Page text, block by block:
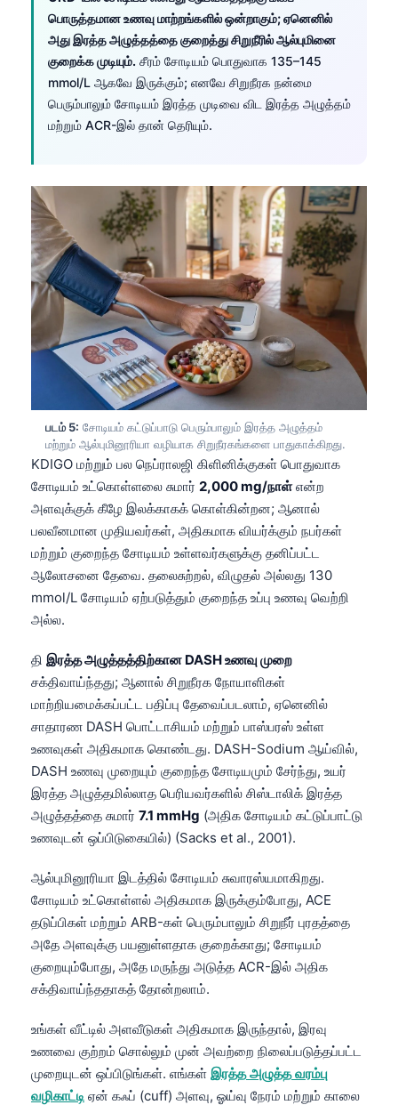
பொருத்தமான உணவு மாற்றங்களில் ஒன்றாகும்; ஏனெனில்
அது இரத்த அழுத்தத்தை குறைத்து சிறுநீரில் ஆல்புமினை
குறைக்க முடியும். சீரம் சோடியம் பொதுவாக 135–145
mmol/L ஆகவே இருக்கும்; எனவே சிறுநீரக நன்மை
பெரும்பாலும் சோடியம் இரத்த முடிவை விட இரத்த அழுத்தம்
மற்றும் ACR-இல் தான் தெரியும்.
படம் 5: சோடியம் கட்டுப்பாடு பெரும்பாலும் இரத்த அழுத்தம்
மற்றும் ஆல்புமினூரியா வழியாக சிறுநீரகங்களை பாதுகாக்கிறது.
KDIGO மற்றும் பல நெப்ராலஜி கிளினிக்குகள் பொதுவாக
சோடியம் உட்கொள்ளலை சுமார் 2,000 mg/நாள்என்ற
அளவுக்குக் கீழே இலக்காகக் கொள்கின்றன; ஆனால்
பலவீனமான முதியவர்கள், அதிகமாக வியர்க்கும் நபர்கள்
மற்றும் குறைந்த சோடியம் உள்ளவர்களுக்கு தனிப்பட்ட
ஆலோசனை தேவை. தலைசுற்றல், விழுதல் அல்லது 130
mmol/L சோடியம் ஏற்படுத்தும் குறைந்த உப்பு உணவு வெற்றி
அல்ல.
தி இரத்த அழுத்தத்திற்கான DASH உணவு முறை
சக்திவாய்ந்தது; ஆனால் சிறுநீரக நோயாளிகள்
மாற்றியமைக்கப்பட்ட பதிப்பு தேவைப்படலாம், ஏனெனில்
சாதாரண DASH பொட்டாசியம் மற்றும் பாஸ்பரஸ் உள்ள
உணவுகள் அதிகமாக கொண்டது. DASH-Sodium ஆய்வில்,
DASH உணவு முறையும் குறைந்த சோடியமும் சேர்ந்து, உயர்
இரத்த அழுத்தமில்லாத பெரியவர்களில் சிஸ்டாலிக் இரத்த
அழுத்தத்தை சுமார் 7.1 mmHg (அதிக சோடியம் கட்டுப்பாட்டு
உணவுடன் ஒப்பிடுகையில்) (Sacks et al., 2001).
ஆல்புமினூரியா இடத்தில் சோடியம் சுவாரஸ்யமாகிறது.
சோடியம் உட்கொள்ளல் அதிகமாக இருக்கும்போது, ACE
தடுப்பிகள் மற்றும் ARB-கள் பெரும்பாலும் சிறுநீர் புரதத்தை
அதே அளவுக்கு பயனுள்ளதாக குறைக்காது; சோடியம்
குறையும்போது, அதே மருந்து அடுத்த ACR-இல் அதிக
சக்திவாய்ந்ததாகத் தோன்றலாம்.
உங்கள் வீட்டில் அளவீடுகள் அதிகமாக இருந்தால், இரவு
உணவை குற்றம் சொல்லும் முன் அவற்றை நிலைப்படுத்தப்பட்ட
முறையுடன் ஒப்பிடுங்கள். எங்கள் இரத்த அழுத்த வரம்பு
வழிகாட்டி ஏன் கஃப் (cuff) அளவு, ஓய்வு நேரம் மற்றும் காலை
ភាសាខ្មែរ
Kiswahili
አማርኛ
O‘zbekcha
Català
Қазақ тілі
Suomi
Slovenčina
كوردی‎
پښتو
سنڌي
සිංහල
অসমীয়া
Galego
Македонски јазик
Euskara
Gàidhlig
Occitan
العربية المغربية
Afrikaans
ພາສາລາວ
Basa Jawa
Cebuano
ئۇيغۇرچە
Кыргызча
Татар теле
Беларуская мова
Esperanto
Ślōnskŏ gŏdka
Norsk bokmål